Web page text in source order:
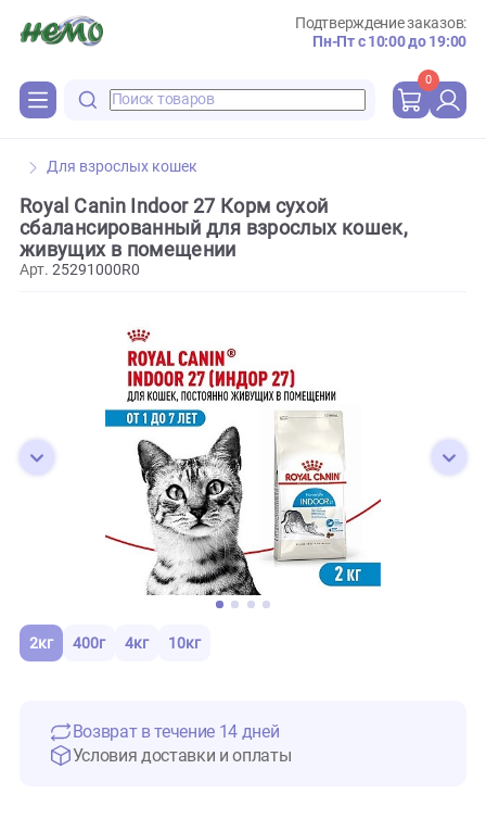
Подтверждение
Пн-Пт с 10:00 до
Royal Canin Indoor 27 Корм сухой
сбалансированный для взрослых кошек,
живущих в помещении